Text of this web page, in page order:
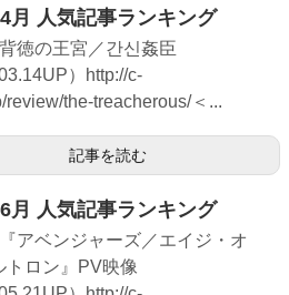
月 人気記事ランキング
徳の王宮／간신姦臣
）http://c-
review/the-treacherous/＜...
記事を読む
月 人気記事ランキング
アベンジャーズ／エイジ・オ
トロン』PV映像